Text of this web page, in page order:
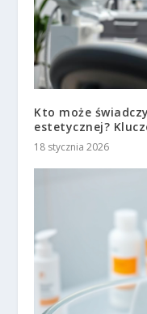
Kto może
estetycznej?
18 stycznia 2026